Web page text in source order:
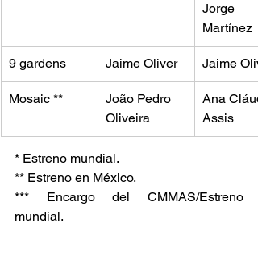
Jorge
Martínez
9 gardens Jaime Oliver Jaime
Mosaic **
João Pedro
Oliveira
Ana
Assis
* Estreno mundial.
** Estreno en México.
*** Encargo del CMMAS/Estreno
mundial.